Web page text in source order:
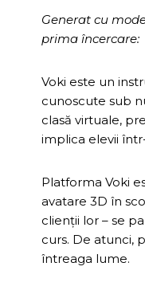
Generat cu
prima încercare:
Voki este un
cunoscute sub
clasă virtuale,
implica elevii
Platforma Voki
avatare 3D în
clienții lor – se
curs. De atunci,
întreaga lume.